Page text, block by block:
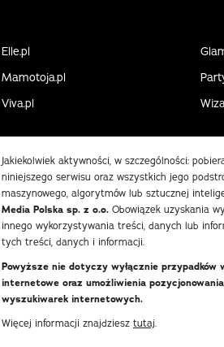
Elle.pl
Mamotoja.pl
Viva.pl
Jakiekolwiek aktywności, w szczególności:
niniejszego serwisu oraz wszystkich jego
maszynowego, algorytmów lub sztucznej
Media Polska sp. z o.o. Obowiązek uzyskania
innego wykorzystywania treści, danych lub
tych treści, danych i informacji.
Powyższe nie dotyczy wyłącznie
internetowe oraz umożliwienia
wyszukiwarek internetowych.
Więcej informacji znajdziesz tutaj.